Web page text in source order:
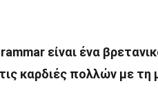
είναι ένα
καρδιές πολλών με τη